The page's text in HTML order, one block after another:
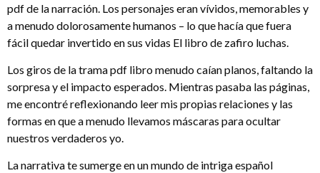
pdf de la narración. Los personajes eran vívidos, memorables y
a menudo dolorosamente humanos – lo que hacía que fuera
fácil quedar invertido en sus vidas El libro de zafiro luchas.
Los giros de la trama pdf libro menudo caían planos, faltando la
sorpresa y el impacto esperados. Mientras pasaba las páginas,
me encontré reflexionando leer mis propias relaciones y las
formas en que a menudo llevamos máscaras para ocultar
nuestros verdaderos yo.
La narrativa te sumerge en un mundo de intriga español